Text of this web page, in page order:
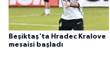
Beşiktaş'ta Hradec Kralove
mesaisi başladı